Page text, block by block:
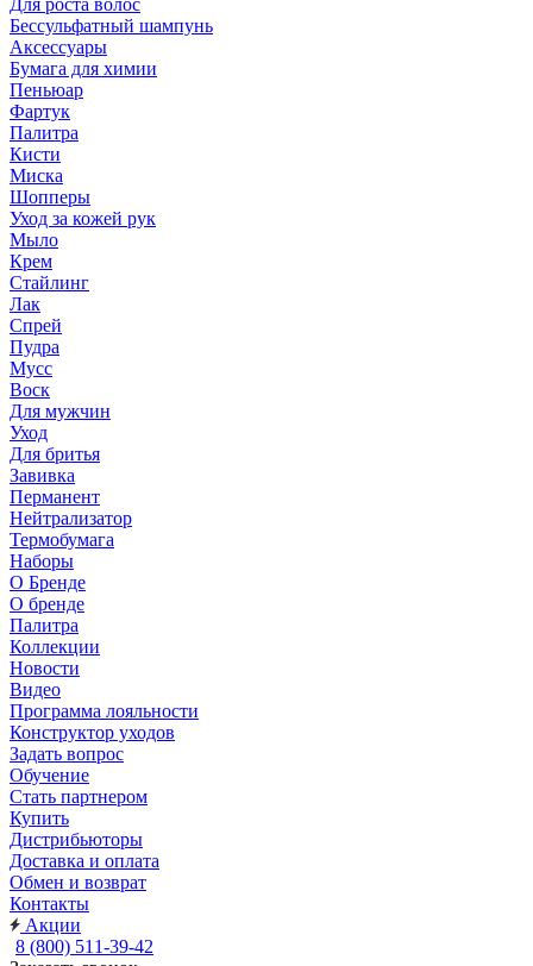
Для роста волос
Бессульфатный шампунь
Аксессуары
Бумага для химии
Пеньюар
Фартук
Палитра
Кисти
Миска
Шопперы
Уход за кожей рук
Мыло
Крем
Стайлинг
Лак
Спрей
Пудра
Мусс
Воск
Для мужчин
Уход
Для бритья
Завивка
Перманент
Нейтрализатор
Термобумага
Наборы
О Бренде
О бренде
Палитра
Коллекции
Новости
Видео
Программа лояльности
Конструктор уходов
Задать вопрос
Обучение
Стать партнером
Купить
Дистрибьюторы
Доставка и оплата
Обмен и возврат
Контакты
Акции
8 (800) 511-39-42